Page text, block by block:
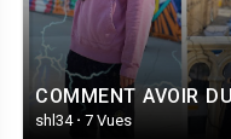
COMMENT AVOIR
shl34 · 7 Vues